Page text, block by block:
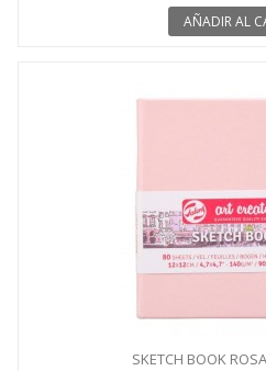
AÑADIR AL
SKETCH BOOK